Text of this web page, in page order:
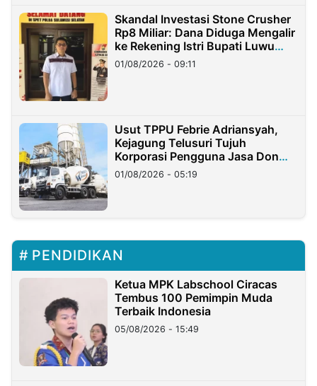
Skandal Investasi Stone Crusher
Rp8 Miliar: Dana Diduga Mengalir
ke Rekening Istri Bupati Luwu
Timur
01/08/2026 - 09:11
Usut TPPU Febrie Adriansyah,
Kejagung Telusuri Tujuh
Korporasi Pengguna Jasa Don
Ritto
01/08/2026 - 05:19
PENDIDIKAN
Ketua MPK Labschool Ciracas
Tembus 100 Pemimpin Muda
Terbaik Indonesia
05/08/2026 - 15:49